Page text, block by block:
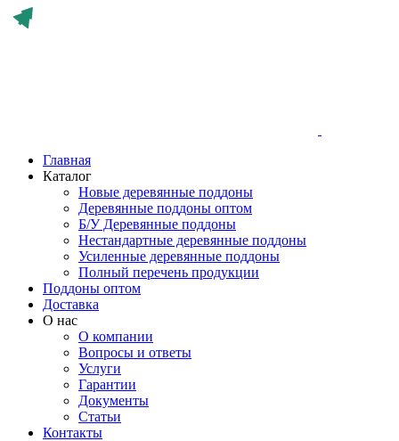
Главная
Каталог
Новые деревянные поддоны
Деревянные поддоны оптом
Б/У Деревянные поддоны
Нестандартные деревянные поддоны
Усиленные деревянные поддоны
Полный перечень продукции
Поддоны оптом
Доставка
О нас
О компании
Вопросы и ответы
Услуги
Гарантии
Документы
Статьи
Контакты